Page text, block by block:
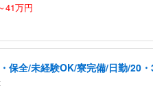
41万円
保全/未経験OK/寮完備/日勤/20